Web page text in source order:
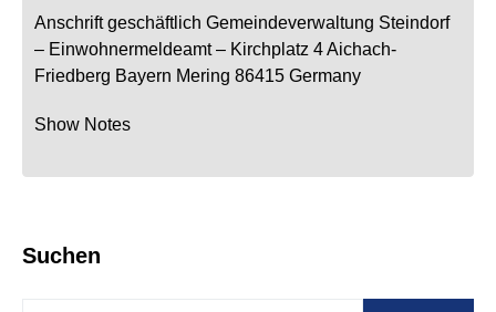
Anschrift geschäftlich Gemeindeverwaltung Steindorf
– Einwohnermeldeamt – Kirchplatz 4Aichach-
Friedberg Bayern Mering 86415 Germany
Show Notes
Suchen